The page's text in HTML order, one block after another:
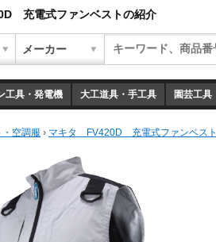
充電式ファンベストの紹介
工具・発電機 大工道具・手工具 園芸工具
空調服 › マキタ FV420D 充電式ファンベスト